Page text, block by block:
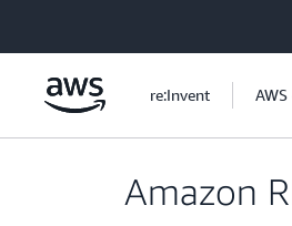
re:Invent
Amazon